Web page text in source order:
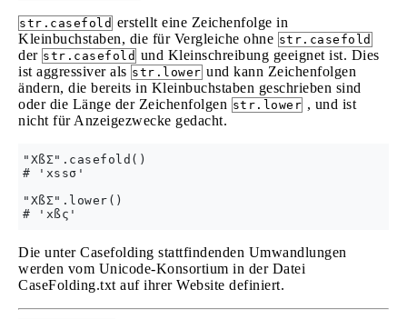
str.casefold erstellt eine Zeichenfolge in
Kleinbuchstaben, die für Vergleiche ohne str.casefold
der str.casefold und Kleinschreibung geeignet ist. Dies
ist aggressiver als str.lower und kann Zeichenfolgen
ändern, die bereits in Kleinbuchstaben geschrieben sind
oder die Länge der Zeichenfolgen str.lower , und ist
nicht für Anzeigezwecke gedacht.
"XßΣ".casefold()
# 'xssσ'
"XßΣ".lower()
Die unter Casefolding stattfindenden Umwandlungen
werden vom Unicode-Konsortium in der Datei
CaseFolding.txt auf ihrer Website definiert.